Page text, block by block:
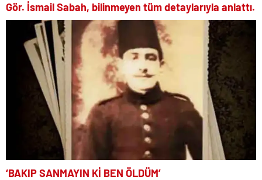
Gör. İsmail Sabah, bilinmeyen tüm detaylarıyla anlattı.
‘BAKIP SANMAYIN Kİ BEN ÖLDÜM’